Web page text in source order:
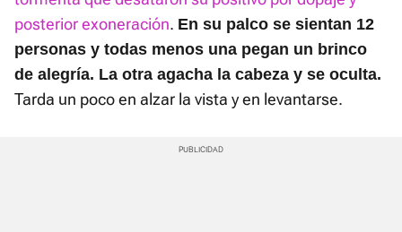
posterior exoneración. En su palco se sientan 12
personas y todas menos una pegan un brinco
de alegría. La otra agacha la cabeza y se oculta.
Tarda un poco en alzar la vista y en levantarse.